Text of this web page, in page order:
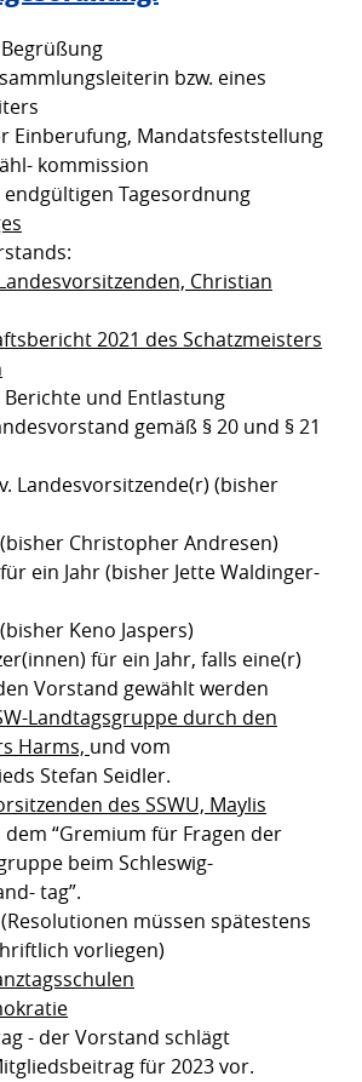
bzw. eines
Einberufung, Mandatsfeststellung
kommission
Tagesordnung
Christian
2021 des Schatzmeisters
und Entlastung
gemäß § 20 und § 21
Landesvorsitzende(r) (bisher
Christopher Andresen)
ein Jahr (bisher Jette Waldinger-
Keno Jaspers)
für ein Jahr, falls eine(r)
Vorstand gewählt werden
Landtagsgruppe durch den
Harms, und vom
Stefan Seidler.
des SSWU, Maylis
dem “Gremium für Fragen der
beim Schleswig-
tag”.
müssen spätestens
vorliegen)
- der Vorstand schlägt
für 2023 vor.